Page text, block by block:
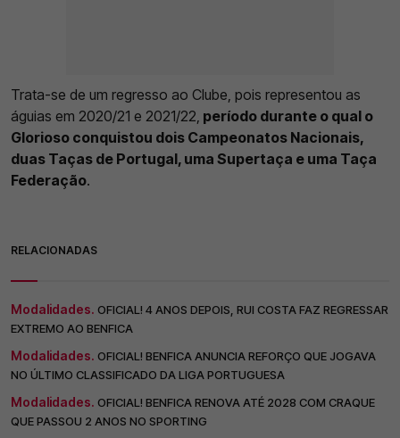
Trata-se de um regresso ao Clube, pois representou as
águias em 2020/21 e 2021/22, período durante o qual o
Glorioso conquistou dois Campeonatos Nacionais,
duas Taças de Portugal, uma Supertaça e uma Taça
Federação.
RELACIONADAS
Modalidades. OFICIAL! 4 ANOS DEPOIS, RUI COSTA FAZ REGRESSAR
EXTREMO AO BENFICA
Modalidades. OFICIAL! BENFICA ANUNCIA REFORÇO QUE JOGAVA
NO ÚLTIMO CLASSIFICADO DA LIGA PORTUGUESA
Modalidades. OFICIAL! BENFICA RENOVA ATÉ 2028 COM CRAQUE
QUE PASSOU 2 ANOS NO SPORTING